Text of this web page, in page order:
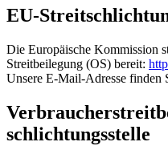
EU-
Die Europäische Kommission
Streitbeilegung (OS) bereit:
Unsere E-Mail-Adresse finden
schlichtungs­stelle